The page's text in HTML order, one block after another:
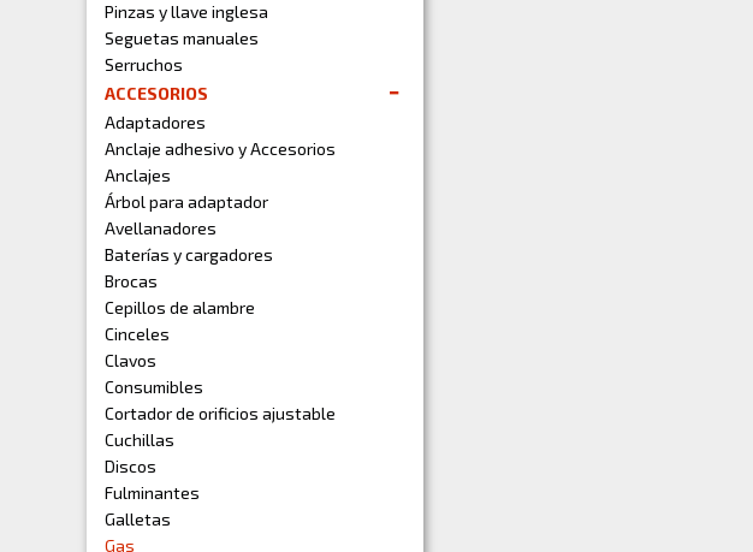
Pinzas y llave inglesa
Seguetas manuales
Serruchos
ACCESORIOS
Adaptadores
Anclaje adhesivo y Accesorios
Anclajes
Árbol para adaptador
Avellanadores
Baterías y cargadores
Brocas
Cepillos de alambre
Cinceles
Clavos
Consumibles
Cortador de orificios ajustable
Cuchillas
Discos
Fulminantes
Galletas
Gas